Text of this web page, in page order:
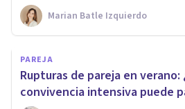
Marian Batle Izquierdo
PAREJA
Rupturas de pareja en verano:
convivencia intensiva puede